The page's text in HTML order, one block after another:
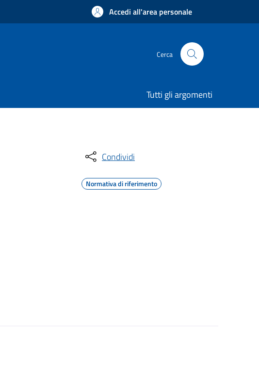
Accedi all'area personale
Cerca
Tutti gli argomenti
Condividi
Normativa di riferimento